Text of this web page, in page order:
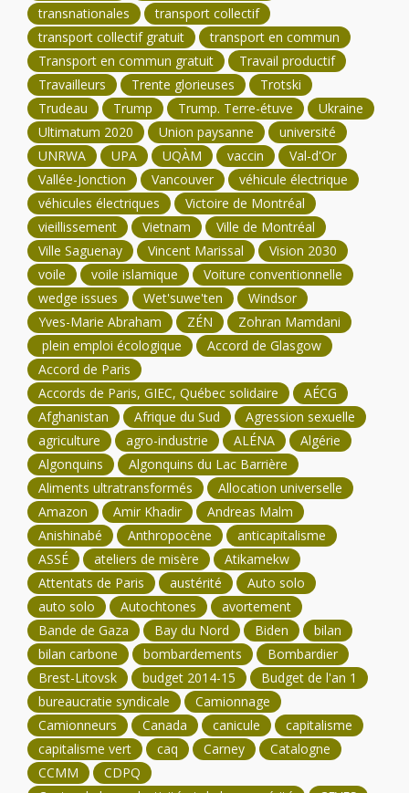
transnationales
transport collectif
transport collectif gratuit
transport en commun
Transport en commun gratuit
Travail productif
Travailleurs
Trente glorieuses
Trotski
Trudeau
Trump Trump. Terre-étuve
Ukraine
Ultimatum 2020
Union paysanne
université
UNRWA
UPA UQÀM vaccin
Val-d'Or
Vallée-Jonction
Vancouver
véhicule électrique
véhicules électriques
Victoire de Montréal
vieillissement
Vietnam
Ville de Montréal
Ville Saguenay
Vincent Marissal
Vision 2030
voile
voile islamique
Voiture conventionnelle
wedge issues
Wet'suwe'ten
Windsor
Yves-Marie Abraham
ZÉN
Zohran Mamdani
plein emploi écologique
Accord de Glasgow
Accord de Paris
Accords de Paris, GIEC, Québec solidaire
AÉCG
Afghanistan
Afrique du Sud
Agression sexuelle
agriculture
agro-industrie ALÉNA
Algérie
Algonquins
Algonquins du Lac Barrière
Aliments ultratransformés
Allocation universelle
Amazon
Amir Khadir
Andreas Malm
Anishinabé
Anthropocène
anticapitalisme
ASSÉ
ateliers de misère
Atikamekw
Attentats de Paris
austérité
Auto solo
auto solo
Autochtones
avortement
Bande de Gaza
Bay du Nord Biden
bilan
bilan carbone
bombardements
Bombardier
Brest-Litovsk
budget 2014-15
Budget de l'an 1
bureaucratie syndicale
Camionnage
Camionneurs
Canada canicule
capitalisme
capitalisme vert
caq Carney
Catalogne
CCMM
CDPQ